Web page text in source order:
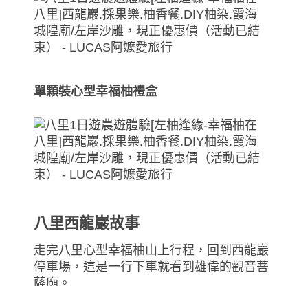
單顆裝心型幸福柚禮盒
八里西龍巖故事
走完八里心型幸福柚山上行程，回到西龍巖
停車場，這是一行下車就看到雄偉的觀音菩
薩廟。